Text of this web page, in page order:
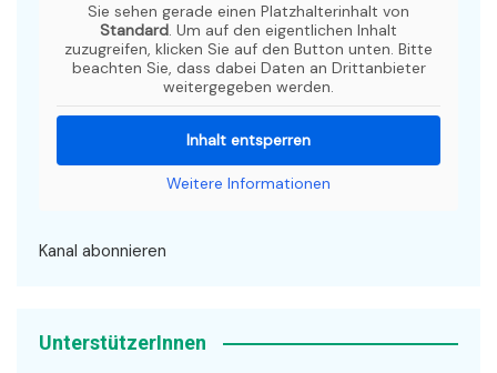
Sie sehen gerade einen Platzhalterinhalt von
Standard. Um auf den eigentlichen Inhalt
zuzugreifen, klicken Sie auf den Button unten. Bitte
beachten Sie, dass dabei Daten an Drittanbieter
weitergegeben werden.
Inhalt entsperren
Weitere Informationen
Kanal abonnieren
UnterstützerInnen